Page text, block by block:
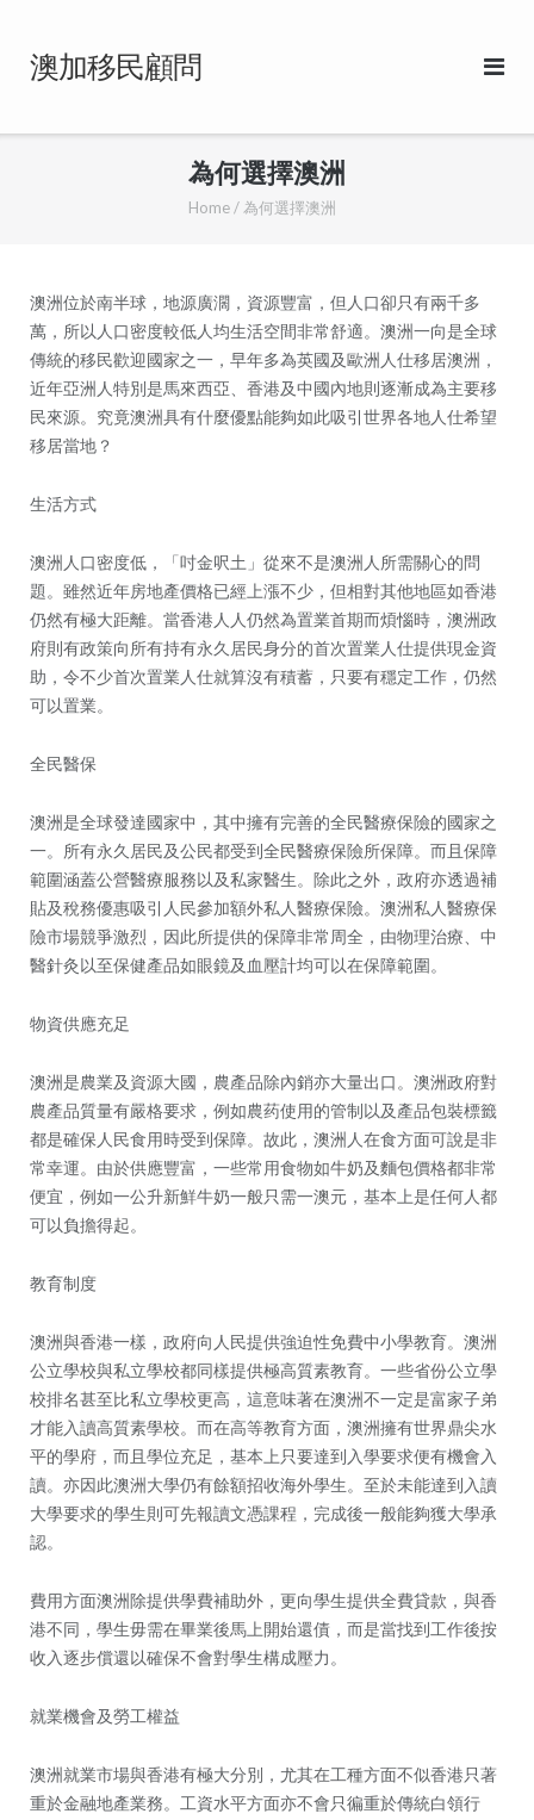
content澳加移民顧問
為何選擇澳洲
Home/為何選擇澳洲
澳洲位於南半球，地源廣濶，資源豐富，但人口卻只有兩千多
萬，所以人口密度較低人均生活空間非常舒適。澳洲一向是全球
傳統的移民歡迎國家之一，早年多為英國及歐洲人仕移居澳洲，
近年亞洲人特別是馬來西亞、香港及中國內地則逐漸成為主要移
民來源。究竟澳洲具有什麼優點能夠如此吸引世界各地人仕希望
移居當地？
生活方式
澳洲人口密度低，「吋金呎土」從來不是澳洲人所需關心的問
題。雖然近年房地產價格已經上漲不少，但相對其他地區如香港
仍然有極大距離。當香港人人仍然為置業首期而煩惱時，澳洲政
府則有政策向所有持有永久居民身分的首次置業人仕提供現金資
助，令不少首次置業人仕就算沒有積蓄，只要有穩定工作，仍然
可以置業。
全民醫保
澳洲是全球發達國家中，其中擁有完善的全民醫療保險的國家之
一。所有永久居民及公民都受到全民醫療保險所保障。而且保障
範圍涵蓋公營醫療服務以及私家醫生。除此之外，政府亦透過補
貼及稅務優惠吸引人民參加額外私人醫療保險。澳洲私人醫療保
險市場競爭激烈，因此所提供的保障非常周全，由物理治療、中
醫針灸以至保健產品如眼鏡及血壓計均可以在保障範圍。
物資供應充足
澳洲是農業及資源大國，農產品除內銷亦大量出口。澳洲政府對
農產品質量有嚴格要求，例如農药使用的管制以及產品包裝標籤
都是確保人民食用時受到保障。故此，澳洲人在食方面可說是非
常幸運。由於供應豐富，一些常用食物如牛奶及麵包價格都非常
便宜，例如一公升新鮮牛奶一般只需一澳元，基本上是任何人都
可以負擔得起。
教育制度
澳洲與香港一樣，政府向人民提供強迫性免費中小學教育。澳洲
公立學校與私立學校都同樣提供極高質素教育。一些省份公立學
校排名甚至比私立學校更高，這意味著在澳洲不一定是富家子弟
才能入讀高質素學校。而在高等教育方面，澳洲擁有世界鼎尖水
平的學府，而且學位充足，基本上只要達到入學要求便有機會入
讀。亦因此澳洲大學仍有餘額招收海外學生。至於未能達到入讀
大學要求的學生則可先報讀文憑課程，完成後一般能夠獲大學承
認。
費用方面澳洲除提供學費補助外，更向學生提供全費貸款，與香
港不同，學生毋需在畢業後馬上開始還債，而是當找到工作後按
收入逐步償還以確保不會對學生構成壓力。
就業機會及勞工權益
澳洲就業市場與香港有極大分別，尤其在工種方面不似香港只著
重於金融地產業務。工資水平方面亦不會只徧重於傳統白領行